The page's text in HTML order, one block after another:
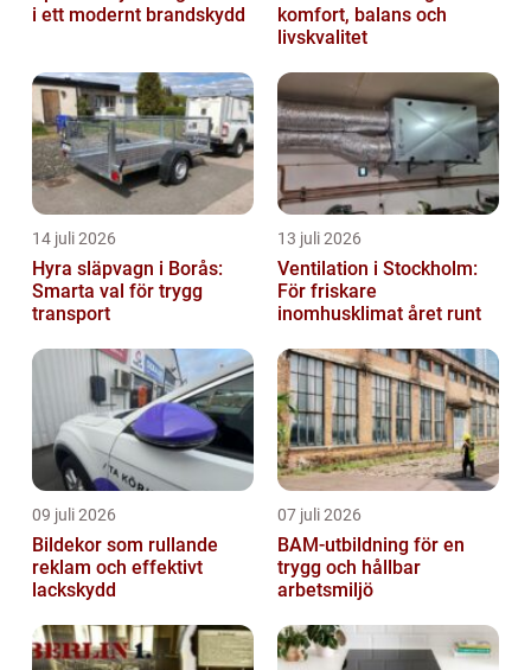
i ett modernt brandskydd
komfort, balans och
livskvalitet
14 juli 2026
Hyra släpvagn i Borås:
Smarta val för trygg
transport
13 juli 2026
Ventilation i Stockholm:
För friskare
inomhusklimat året runt
09 juli 2026
Bildekor som rullande
reklam och effektivt
lackskydd
07 juli 2026
BAM-utbildning för en
trygg och hållbar
arbetsmiljö